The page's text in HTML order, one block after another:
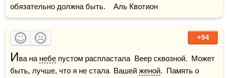
обязательно должна быть.    Аль Квотион
+94
Ива на небе пустом распластала  Веер сквозной.  Может
быть, лучше, что я не стала  Вашей женой